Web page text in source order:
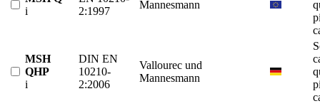
i
2:1997
Mannesmann
MSH
QHP
i
DIN EN
10210-
2:2006
Vallourec und
Mannesmann